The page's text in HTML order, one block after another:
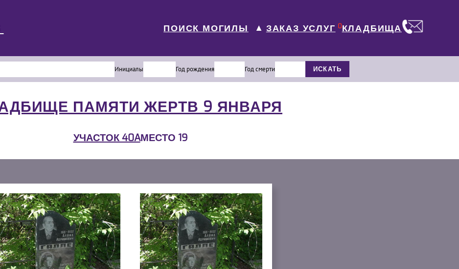
ПОИСК МОГИЛЫ ▼ ЗАКАЗ УСЛУГ 0КЛАДБИЩА
Инициалы Год рождения Год смерти ИСКАТЬ
ПАМЯТИ ЖЕРТВ 9 ЯНВАРЯ
УЧАСТОК 40AМЕСТО 19